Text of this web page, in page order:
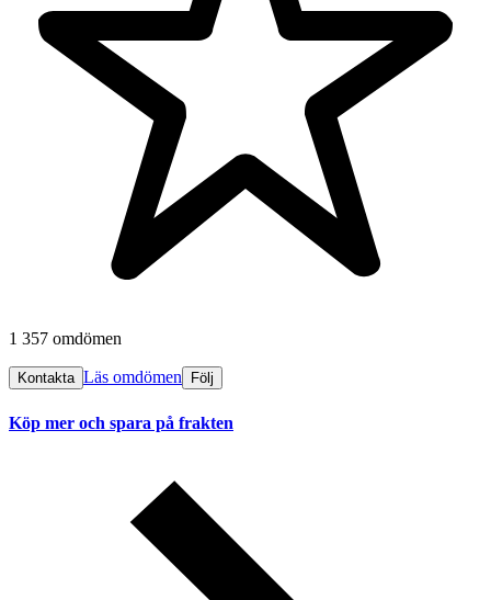
1 357 omdömen
Kontakta Läs omdömen Följ
Köp mer och spara på frakten